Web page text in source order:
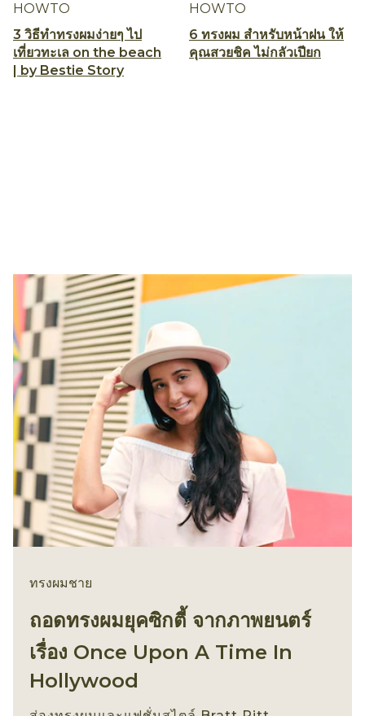
HOWTO
3 วิธีทำทรงผมง่ายๆ ไป
เที่ยวทะเล on the beach
| by Bestie Story
HOWTO
6 ทรงผม สำหรับหน้าฝน ให้
คุณสวยชิค ไม่กลัวเปียก
ทรงผมชาย
ถอดทรงผมยุคซิกตี้ จากภาพยนตร์
เรื่อง Once Upon A Time In
Hollywood